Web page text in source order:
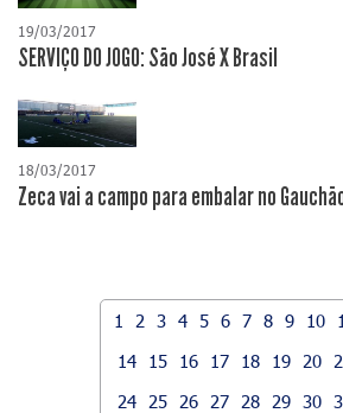
19/03/2017
SERVIÇO DO JOGO: São José X Brasil
18/03/2017
Zeca vai a campo para embalar no
1 2 3 4 5 6 7 8 9 10
14
15 16 17 18 19 20
24
25 26 27 28 29 30